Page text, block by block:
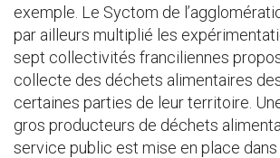
exemple. Le Syctom de
par ailleurs multiplié les
sept collectivités franciliennes
collecte des déchets alimentaires
certaines parties de leur territoire.
gros producteurs de déchets
service public est mise en place